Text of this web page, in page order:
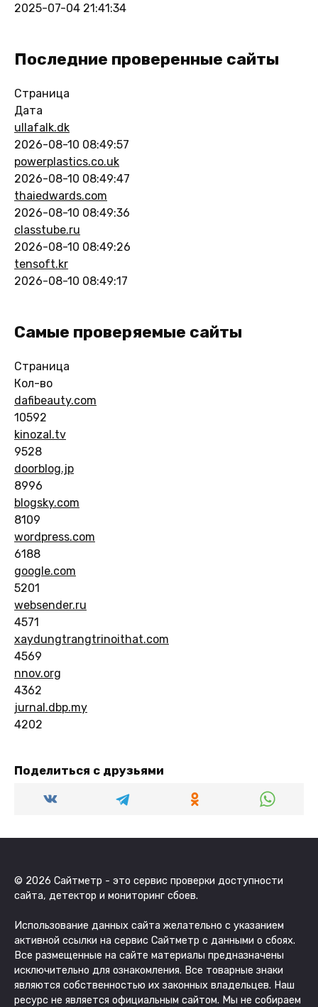
2025-07-04 21:41:34
Последние проверенные сайты
Страница
Дата
ullafalk.dk
2026-08-10 08:49:57
powerplastics.co.uk
2026-08-10 08:49:47
thaiedwards.com
2026-08-10 08:49:36
classtube.ru
2026-08-10 08:49:26
tensoft.kr
2026-08-10 08:49:17
Самые проверяемые сайты
Страница
Кол-во
dafibeauty.com
10592
kinozal.tv
9528
doorblog.jp
8996
blogsky.com
8109
wordpress.com
6188
google.com
5201
websender.ru
4571
xaydungtrangtrinoithat.com
4569
nnov.org
4362
jurnal.dbp.my
4202
Поделиться с друзьями
© 2026 Сайтметр - это сервис проверки доступности
сайта, детектор и мониторинг сбоев.
Использование данных сайта желательно с указанием
активной ссылки на сервис Сайтметр с данными о сбоях.
Все размещенные на сайте материалы предназначены
исключительно для ознакомления. Все товарные знаки
являются собственностью их законных владельцев. Наш
ресурс не является официальным сайтом. Мы не собираем